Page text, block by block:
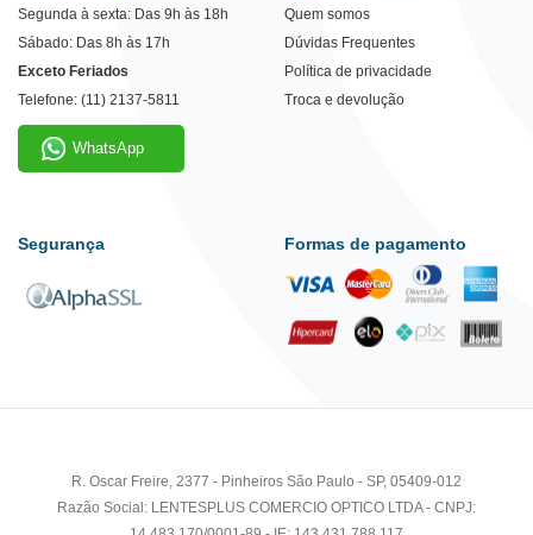
Segunda à sexta: Das 9h às 18h
Sábado: Das 8h às 17h
Exceto Feriados
Telefone: (11) 2137-5811
WhatsApp
Quem somos
Dúvidas Frequentes
Política de privacidade
Troca e devolução
Segurança Formas de pagamento
R. Oscar Freire, 2377 - Pinheiros São Paulo - SP, 05409-012
Razão Social: LENTESPLUS COMERCIO OPTICO LTDA - CNPJ: